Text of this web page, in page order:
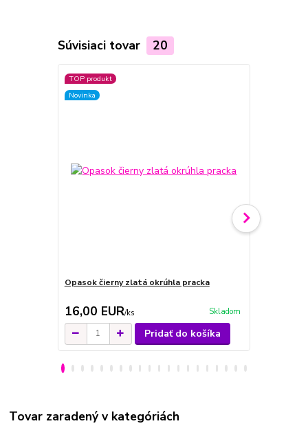
Súvisiaci tovar 20
TOP produkt
Novinka
Opasok čierny zlatá okrúhla pracka
16,00 EUR/ks Skladom
Pridať do košíka
Tovar zaradený v kategóriách